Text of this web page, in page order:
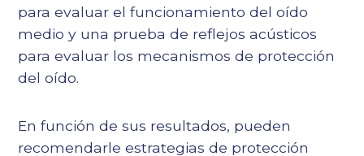
para evaluar el funcionamiento del oído
medio y una prueba de reflejos acústicos
para evaluar los mecanismos de protección
del oído.
En función de sus resultados, pueden
recomendarle estrategias de protección